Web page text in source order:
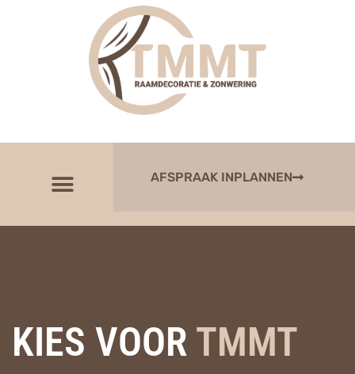
AFSPRAAK INPLANNEN
KIES VOOR TMMT